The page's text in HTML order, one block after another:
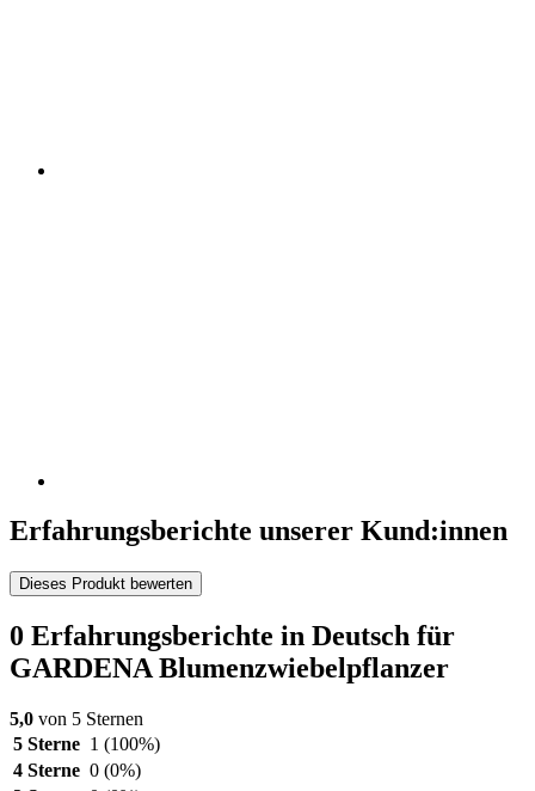
Erfahrungsberichte unserer Kund:innen
Dieses Produkt bewerten
0 Erfahrungsberichte in Deutsch für
GARDENA Blumenzwiebelpflanzer
5,0 von 5 Sternen
5 Sterne 1 (100%)
4 Sterne 0 (0%)